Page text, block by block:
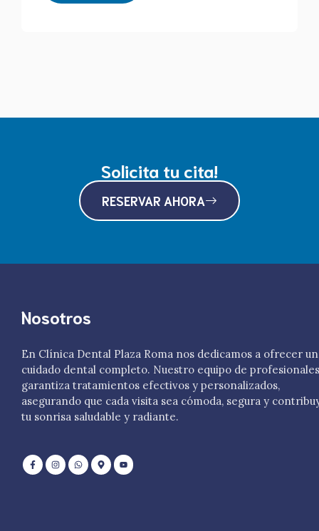
Solicita tu cita!
RESERVAR AHORA
Nosotros
En Clínica Dental Plaza Roma nos dedicamos a ofrecer un
cuidado dental completo. Nuestro equipo de profesionales
garantiza tratamientos efectivos y personalizados,
asegurando que cada visita sea cómoda, segura y
tu sonrisa saludable y radiante.